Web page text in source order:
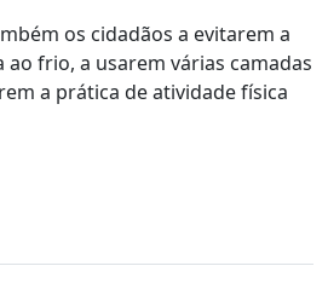
os cidadãos a evitarem a
frio, a usarem várias camadas
a prática de atividade física